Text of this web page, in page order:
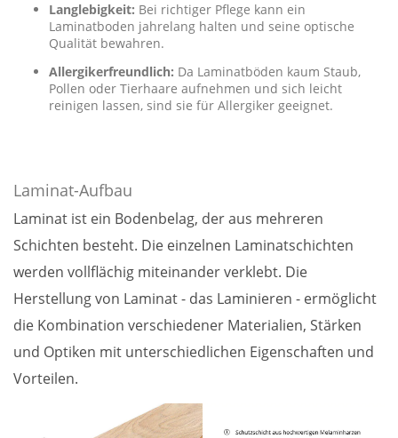
Langlebigkeit: Bei richtiger Pflege kann ein
Laminatboden jahrelang halten und seine optische
Qualität bewahren.
Allergikerfreundlich: Da Laminatböden kaum Staub,
Pollen oder Tierhaare aufnehmen und sich leicht
reinigen lassen, sind sie für Allergiker geeignet.
Laminat-Aufbau
Laminat ist ein Bodenbelag, der aus mehreren
Schichten besteht. Die einzelnen Laminatschichten
werden vollflächig miteinander verklebt. Die
Herstellung von Laminat - das Laminieren - ermöglicht
die Kombination verschiedener Materialien, Stärken
und Optiken mit unterschiedlichen Eigenschaften und
Vorteilen.